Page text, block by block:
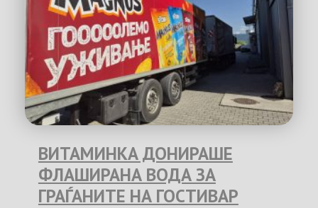
ВИТАМИНКА ДОНИРАШЕ
ФЛАШИРАНА ВОДА ЗА
ГРАЃАНИТЕ НА ГОСТИВАР